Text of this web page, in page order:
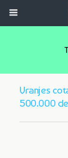
Vranjes
500.000